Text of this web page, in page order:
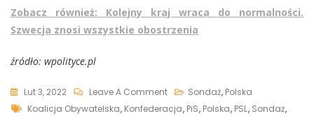
Zobacz również: Kolejny kraj wraca do normalności.
Szwecja znosi wszystkie obostrzenia
źródło: wpolityce.pl
Lut 3, 2022 Leave A CommentOn
Najnowszy
Sondaż, Polska
Tags
Koalicja Obywatelska, Konfederacja, PiS, Polska, PSL, Sondaż,